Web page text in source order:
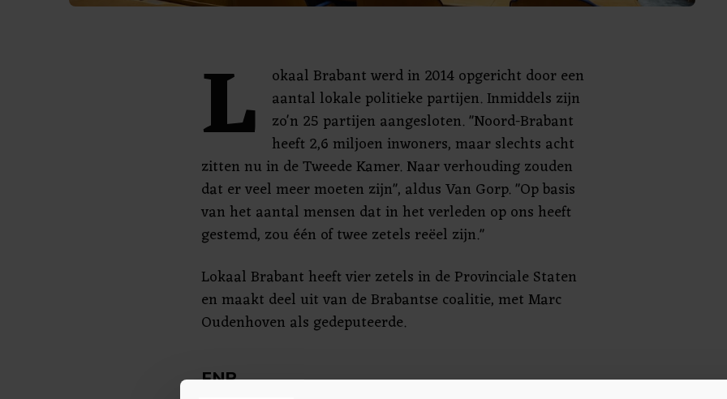
L
okaal Brabant werd in 2014 opgericht door een
aantal lokale politieke partijen. Inmiddels zijn
zo'n 25 partijen aangesloten. "Noord-Brabant
heeft 2,6 miljoen inwoners, maar slechts acht
zitten nu in de Tweede Kamer. Naar verhouding zouden
dat er veel meer moeten zijn", aldus Van Gorp. "Op basis
van het aantal mensen dat in het verleden op ons heeft
gestemd, zou één of twee zetels reëel zijn."
Lokaal Brabant heeft vier zetels in de Provinciale Staten
en maakt deel uit van de Brabantse coalitie, met Marc
Oudenhoven als gedeputeerde.
FNP